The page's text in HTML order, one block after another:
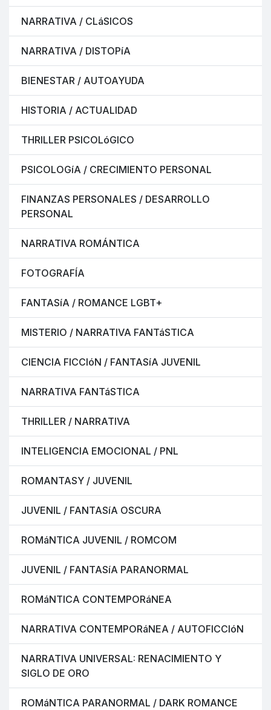
NARRATIVA / CLáSICOS
NARRATIVA / DISTOPíA
BIENESTAR / AUTOAYUDA
HISTORIA / ACTUALIDAD
THRILLER PSICOLóGICO
PSICOLOGíA / CRECIMIENTO PERSONAL
FINANZAS PERSONALES / DESARROLLO
PERSONAL
NARRATIVA ROMÁNTICA
FOTOGRAFÍA
FANTASíA / ROMANCE LGBT+
MISTERIO / NARRATIVA FANTáSTICA
CIENCIA FICCIóN / FANTASíA JUVENIL
NARRATIVA FANTáSTICA
THRILLER / NARRATIVA
INTELIGENCIA EMOCIONAL / PNL
ROMANTASY / JUVENIL
JUVENIL / FANTASíA OSCURA
ROMáNTICA JUVENIL / ROMCOM
JUVENIL / FANTASíA PARANORMAL
ROMáNTICA CONTEMPORáNEA
NARRATIVA CONTEMPORáNEA / AUTOFICCIóN
NARRATIVA UNIVERSAL: RENACIMIENTO Y
SIGLO DE ORO
ROMáNTICA PARANORMAL / DARK ROMANCE